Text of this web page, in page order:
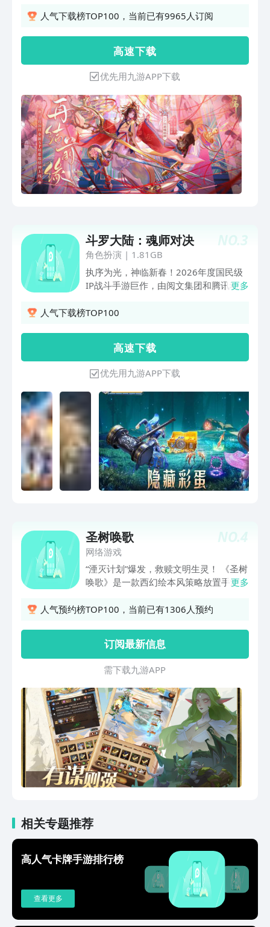
意的画风下，玩家将化身实力强大的阴阳
物皆可化灵。高沉浸感体验，以阴阳师独
特视角，跨越阴阳守护两界羁绊，在彼世
与式神一起战斗吧！ ☆写意画面再现☆
3D唯美画面，再现绮丽古意世界。五芒
星显现，以一纸符咒连通阴阳。 ☆魑魅
魍魉共行☆ 人鬼共生，召集百鬼式神。
妖魅百态外观与特效相呈，华丽觉醒将妖
怪传说一一还原。 ☆共书百鬼奇谭☆ 跌
宕起伏的角色剧情，塑造个性鲜明的式神
人设，在陪伴与战斗中守护彼此羁绊。
☆畅享视听体验☆ 声优献声，大师级作
交空间，将平安世界延续至现世。 ☆沉
浸斗技对战☆ 3D半即时回合制战斗，在
极具打击感的画面中畅享战斗的快感。跨
越次元，体验无限可能。
人气下载榜TOP100，当前已有9965人订阅
高 速 下 载
优先用九游APP下载
NO.3
斗罗大陆：魂师对决
角色扮演 | 1.81GB
执序为光，神临新春！2026年度国民级
IP战斗手游巨作，由阅文集团和腾讯动画
您一同进入马年新春盛宴！ 全新神祇魂
新征程！极速福利服限时开启，刷图爆真
充，海量资源等你拿不停~
更多
人气下载榜TOP100
高 速 下 载
优先用九游APP下载
NO.4
圣树唤歌
网络游戏
“湮灭计划”爆发，救赎文明生灵！ 《圣树
唤歌》是一款西幻绘本风策略放置手游，
争，玩家为维护世界的秩序对抗邪恶势力
让人耳目一新！玩法上颠覆传统放置战斗
方式，融合了双策略体系即时卡牌战斗的
方式，打造了谋定而动、策起而行的即时
战斗生态；所有英雄“无废卡”，达到资源
利用率最大化，轻松组合各种阵容派系
更多
人气预约榜TOP100，当前已有1306人预约
订阅最新信息
需 下 载 九 游 A P P
相关专题推荐
高人气卡牌手游排行榜
查看更多